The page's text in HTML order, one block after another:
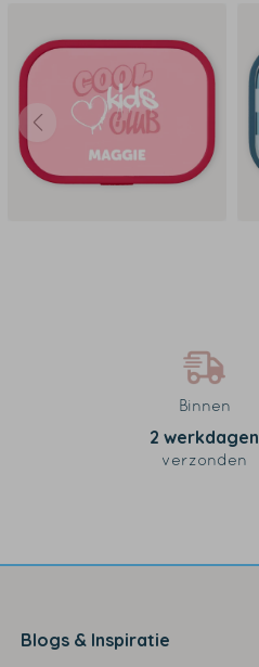
Binnen
2 werkdagen
verzonden
Blogs & Inspiratie